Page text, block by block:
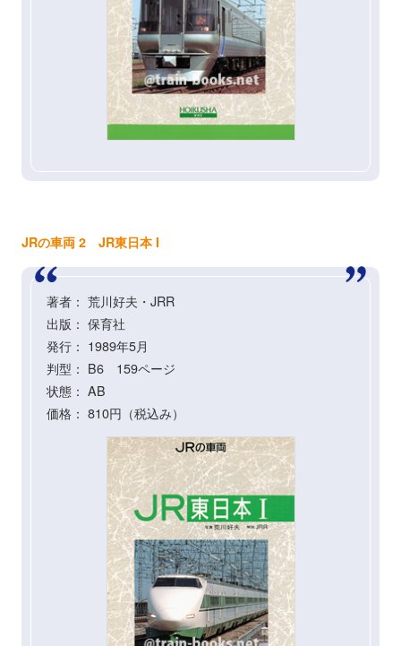
JRの車両 2 JR東日本 I
著者： 荒川好夫・JRR
出版： 保育社
発行： 1989年5月
判型： B6 159ページ
状態： AB
価格： 810円（税込み）